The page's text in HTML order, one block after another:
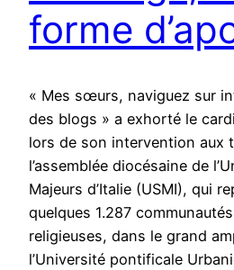
forme
« Mes sœurs, naviguez sur
des blogs » a exhorté le
lors de son intervention aux
l’assemblée diocésaine de
Majeurs d’Italie (USMI), qui
quelques 1.287
religieuses, dans le grand
l’Université pontificale